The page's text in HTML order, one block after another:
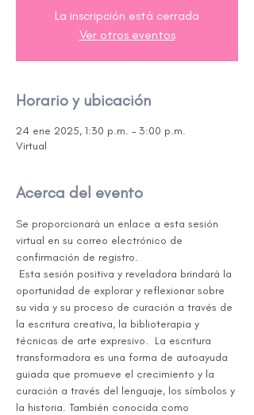
La inscripción está cerrada
Ver otros eventos
Horario y ubicación
24 ene 2025, 1:30 p.m. – 3:00 p.m.
Virtual
Acerca del evento
Se proporcionará un enlace a esta sesión
virtual en su correo electrónico de
confirmación de registro.
oportunidad de explorar y reflexionar sobre
su vida y su proceso de curación a través de
la escritura creativa, la biblioterapia y
técnicas de arte expresivo. La escritura
transformadora es una forma de autoayuda
guiada que promueve el crecimiento y la
curación a través del lenguaje, los símbolos y
la historia. También conocida como